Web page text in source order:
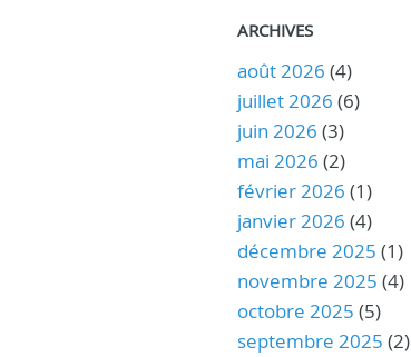
ARCHIVES
août 2026 (4)
juillet 2026 (6)
juin 2026 (3)
mai 2026 (2)
février 2026 (1)
janvier 2026 (4)
décembre 2025 (1)
novembre 2025 (4)
octobre 2025 (5)
septembre 2025 (2)